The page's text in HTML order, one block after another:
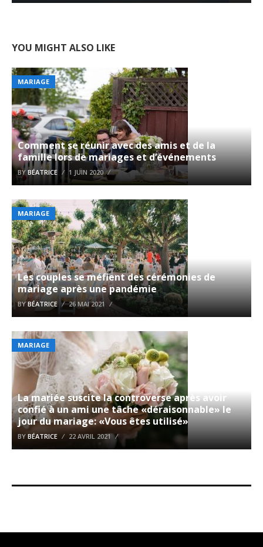
YOU MIGHT ALSO LIKE
MARIAGE
Comment se réunir avec des amis et de la
famille lors de mariages et d’événements
BYBÉATRICE 1 JUIN 2020
MARIAGE
Les couples se méfient des cérémonies de
mariage après une pandémie
BYBÉATRICE 26 MAI 2021
MARIAGE
La mariée suscite la controverse après avoir
confié à un ami une tâche «déraisonnable» le
jour du mariage: «Vous êtes utilisé»
BY BÉATRICE 22 AVRIL 2021